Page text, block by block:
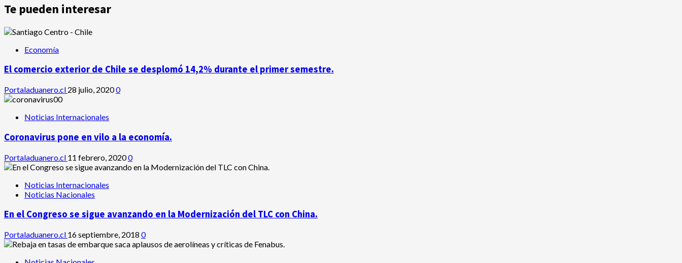
Te pueden interesar
Economía
El comercio exterior de Chile se desplomó 14,2% durante el primer semestre.
Portaladuanero.cl 28 julio, 20200
Noticias Internacionales
Coronavirus pone en vilo a la economía.
Portaladuanero.cl 11 febrero, 20200
Noticias Internacionales
Noticias Nacionales
En el Congreso se sigue avanzando en la Modernización del TLC con China.
Portaladuanero.cl 16 septiembre, 2018 0